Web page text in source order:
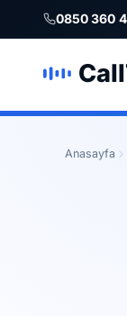
0850 360
Anasayfa